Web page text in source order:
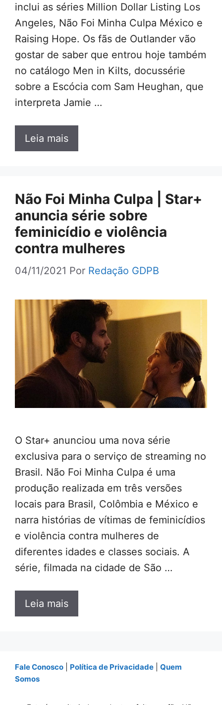
inclui as séries Million Dollar Listing Los
Angeles, Não Foi Minha Culpa México e
Raising Hope. Os fãs de Outlander vão
gostar de saber que entrou hoje também
no catálogo Men in Kilts, docussérie
sobre a Escócia com Sam Heughan, que
interpreta Jamie …
Leia mais
Não Foi Minha Culpa | Star+
anuncia série sobre
feminicídio e violência
contra mulheres
04/11/2021 Por Redação GDPB
O Star+ anunciou uma nova série
exclusiva para o serviço de streaming no
Brasil. Não Foi Minha Culpa é uma
produção realizada em três versões
locais para Brasil, Colômbia e México e
narra histórias de vítimas de feminicídios
e violência contra mulheres de
diferentes idades e classes sociais. A
série, filmada na cidade de São …
Leia mais
Fale Conosco Política de Privacidade
Quem
Somos